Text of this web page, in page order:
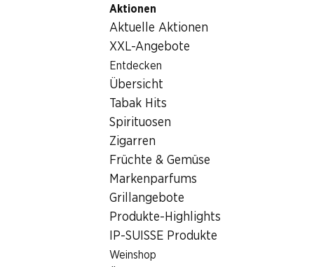
Aktionen
Aktuelle Aktionen
XXL-Angebote
Entdecken
Übersicht
Tabak Hits
Spirituosen
Zigarren
Früchte & Gemüse
Markenparfums
Grillangebote
Produkte-Highlights
IP-SUISSE Produkte
Weinshop
Lebensmittel
Brot/Backwaren
La Boulangère Hot Dog Buns
La Boulangère Hot Dog Buns